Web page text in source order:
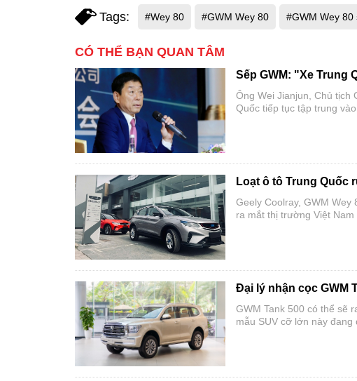
Tags: #Wey 80 #GWM Wey 80 #GWM Wey 80
CÓ THỂ BẠN QUAN TÂM
Sếp GWM: "Xe Trung
Ông Wei Jianjun, Chủ tịch
Quốc tiếp tục tập trung
Loạt ô tô Trung Quốc
Geely Coolray, GWM
ra mắt thị trường Việt Nam
Đại lý nhận cọc GWM
GWM Tank 500 có thể sẽ
mẫu SUV cỡ lớn này đang